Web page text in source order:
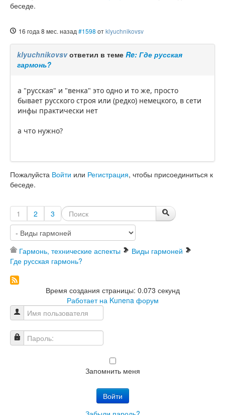
беседе.
16 года 8 мес. назад #1598 отklyuchnikovsv
klyuchnikovsvответил в теме Re: Где русская
гармонь?
а "русская" и "венка" это одно и то же, просто
бывает русского строя или (редко) немецкого, в сети
инфы практически нет
а что нужно?
Пожалуйста Войти или Регистрация, чтобы присоединиться к
беседе.
1 2 3
Гармонь, технические аспекты
Виды гармоней
Где русская гармонь?
Время создания страницы: 0.073 секунд
Работает на Kunena форум
Имя пользователя
Пароль:
Запомнить меня
Войти